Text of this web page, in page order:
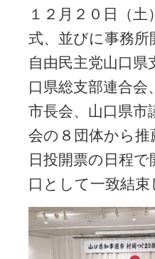
１２月２０日（
式、並びに事務
自由民主党山口
口県総支部連合会
市長会、山口県市
会の８団体から推
日投開票の日程
口として一致結